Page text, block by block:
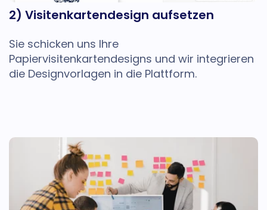
2) Visitenkartendesign aufsetzen
Sie schicken uns Ihre
Papiervisitenkartendesigns und wir integrieren
die Designvorlagen in die Plattform.